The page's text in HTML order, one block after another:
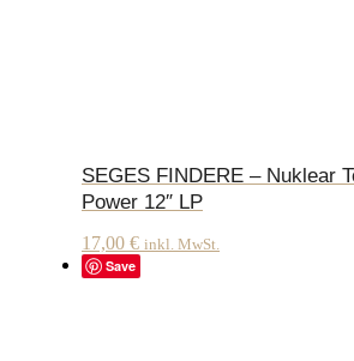
SEGES FINDERE – Nuklear
Power 12″ LP
17,00 € inkl. MwSt.
Save